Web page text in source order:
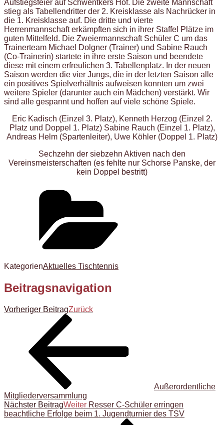
Aufstiegsfeier auf Schwentkers Hof. Die zweite Mannschaft
stieg als Tabellendritter der 2. Kreisklasse als Nachrücker in
die 1. Kreisklasse auf. Die dritte und vierte
Herrenmannschaft erkämpften sich in ihrer Staffel Plätze im
guten Mittelfeld. Die Zweiermannschaft Schüler C um das
Trainerteam Michael Dolgner (Trainer) und Sabine Rauch
(Co-Trainerin) startete in ihre erste Saison und beendete
diese mit einem erfreulichen 3. Tabellenplatz. In der neuen
Saison werden die vier Jungs, die in der letzten Saison alle
ein positives Spielverhältnis aufweisen konnten um zwei
weitere Spieler (darunter auch ein Mädchen) verstärkt. Wir
sind alle gespannt und hoffen auf viele schöne Spiele.
Eric Kadisch (Einzel 3. Platz), Kenneth Herzog (Einzel 2.
Platz und Doppel 1. Platz) Sabine Rauch (Einzel 1. Platz),
Andreas Helm (Spartenleiter), Uwe Köhler (Doppel 1. Platz)
Sechzehn der siebzehn Aktiven nach den
Vereinsmeisterschaften (es fehlte nur Schorse Panske, der
kein Doppel bestritt)
KategorienAktuelles Tischtennis
Beitragsnavigation
Vorheriger BeitragZurück
Außerordentliche
Mitgliederversammlung
Nächster BeitragWeiter Resser C-Schüler erringen
beachtliche Erfolge beim 1. Jugendturnier des TSV